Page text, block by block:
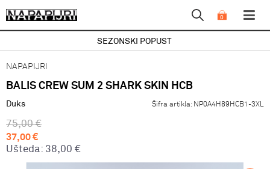
0
SEZONSKI POPUST
NAPAPIJRI
BALIS CREW SUM 2 SHARK SKIN HCB
Duks Šifra artikla: NP0A4H89HCB1-3XL
75,00 €
37,00€
Ušteda: 38,00 €